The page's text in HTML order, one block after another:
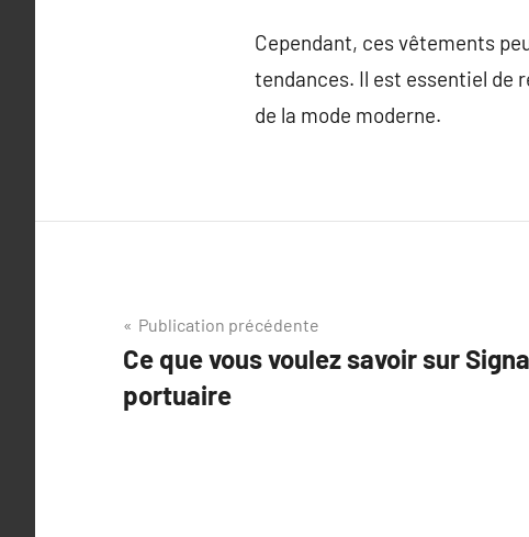
Cependant, ces vêtements
tendances. Il est essentiel de
de la mode moderne.
Navigation
de
l’article
Publication précédente
Ce que vous voulez savoir sur
portuaire